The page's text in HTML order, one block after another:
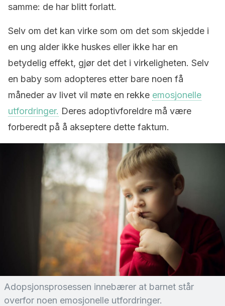
samme: de har blitt forlatt.
Selv om det kan virke som om det som skjedde i
en ung alder ikke huskes eller ikke har en
betydelig effekt, gjør det det i virkeligheten. Selv
en baby som adopteres etter bare noen få
måneder av livet vil møte en rekke emosjonelle
utfordringer. Deres adoptivforeldre må være
forberedt på å akseptere dette faktum.
Adopsjonsprosessen innebærer at barnet står
overfor noen emosjonelle utfordringer.